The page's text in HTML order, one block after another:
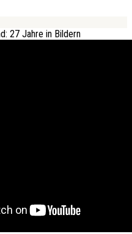
27 Jahre in Bildern